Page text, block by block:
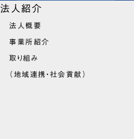
法人紹介
法人概要
事業所紹介
取り組み
（地域連携・社会貢献）